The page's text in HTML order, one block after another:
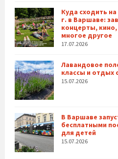
Куда сходить
г. в Варшаве:
концерты, кино,
многое другое
17.07.2026
Лавандовое
классы и отдых
15.07.2026
В Варшаве
бесплатными
для детей
15.07.2026